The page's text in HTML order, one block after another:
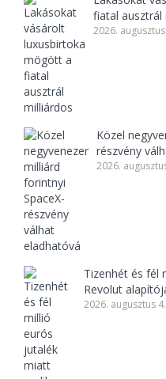
fiatal ausztrál
2026.
Közel
részvény
2026.
Tizenhét és fél
Revolut
2026. augusztus